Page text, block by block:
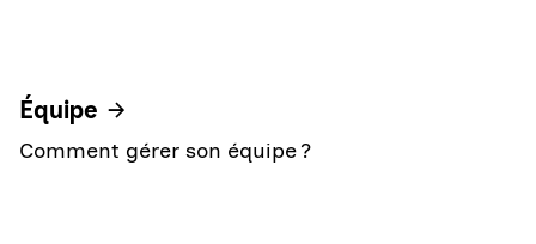
Équipe
Comment gérer son équipe ?